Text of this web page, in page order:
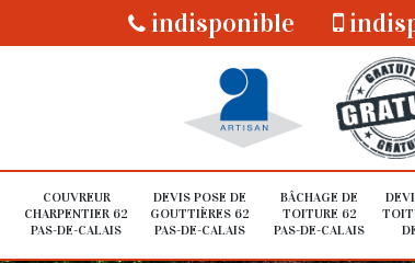
indisponible
COUVREUR
CHARPENTIER 62
PAS-DE-CALAIS
DEVIS POSE DE
GOUTTIÈRES 62
PAS-DE-CALAIS
BÂCHAGE DE
TOITURE 62
PAS-DE-CALAIS